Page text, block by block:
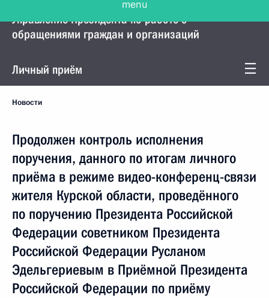
Управление Президента по работе с
обращениями граждан и организаций
Личный приём
Новости
Продолжен контроль исполнения
поручения, данного по итогам личного
приёма в режиме видео-конференц-связи
жителя Курской области, проведённого
по поручению Президента Российской
Федерации советником Президента
Российской Федерации Русланом
Эдельгериевым в Приёмной Президента
Российской Федерации по приёму